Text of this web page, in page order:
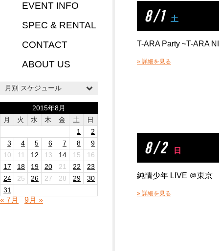
EVENT INFO
SPEC & RENTAL
CONTACT
ABOUT US
月別 スケジュール
2015年8月
月
火 水 木 金 土
日
1
2
3
4 5 6 7 8
9
10
11 12 13 14 15
16
17
18 19 20 21 22
23
24
25 26 27 28 29
30
31
« 7月 9月 »
8 / 1 土
T-ARA Party ~T-ARA
» 詳細を見る
8 / 2 日
純情少年 LIVE ＠東京
» 詳細を見る